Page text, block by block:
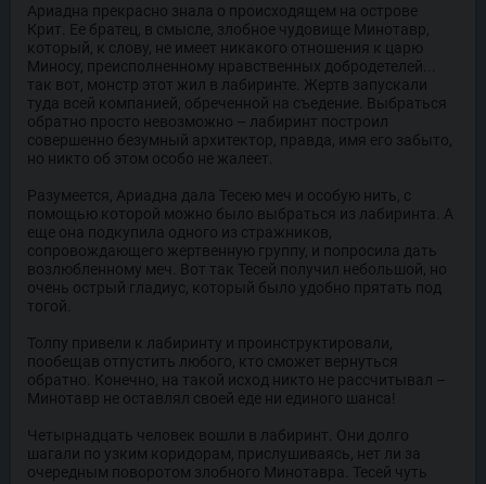
Ариадна прекрасно знала о происходящем на острове
Крит. Ее братец, в смысле, злобное чудовище Минотавр,
который, к слову, не имеет никакого отношения к царю
Миносу, преисполненному нравственных добродетелей...
так вот, монстр этот жил в лабиринте. Жертв запускали
туда всей компанией, обреченной на съедение. Выбраться
обратно просто невозможно – лабиринт построил
совершенно безумный архитектор, правда, имя его забыто,
но никто об этом особо не жалеет.
Разумеется, Ариадна дала Тесею меч и особую нить, с
помощью которой можно было выбраться из лабиринта. А
еще она подкупила одного из стражников,
сопровождающего жертвенную группу, и попросила дать
возлюбленному меч. Вот так Тесей получил небольшой, но
очень острый гладиус, который было удобно прятать под
тогой.
Толпу привели к лабиринту и проинструктировали,
пообещав отпустить любого, кто сможет вернуться
обратно. Конечно, на такой исход никто не рассчитывал –
Минотавр не оставлял своей еде ни единого шанса!
Четырнадцать человек вошли в лабиринт. Они долго
шагали по узким коридорам, прислушиваясь, нет ли за
очередным поворотом злобного Минотавра. Тесей чуть